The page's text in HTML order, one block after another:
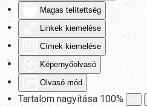
Magas telítettség
Linkek kiemelése
Címek kiemelése
Képernyőolvasó
Olvasó mód
Tartalom nagyítása 100%